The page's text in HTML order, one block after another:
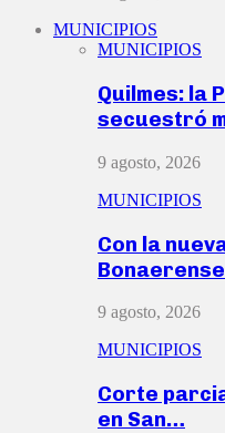
MUNICIPIOS
MUNICIPIOS
Quilmes: la
secuestró
9 agosto, 2026
MUNICIPIOS
Con la
9 agosto, 2026
MUNICIPIOS
Corte
en San…